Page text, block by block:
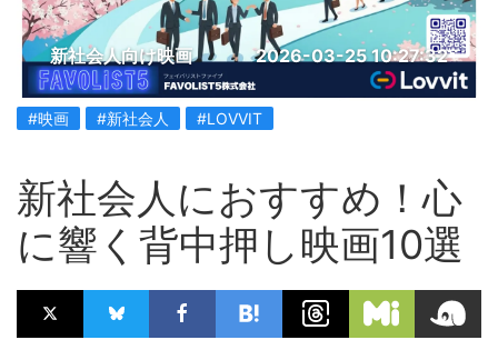
新社会人向け映画 2026-03-25 10:27:32
#映画 #新社会人 #LOVVIT
新社会人におすすめ！心
に響く背中押し映画10選